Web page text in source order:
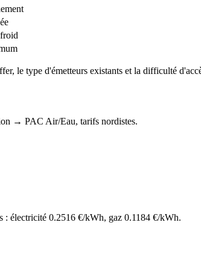
le type d'émetteurs existants et la difficulté
→ PAC Air/Eau, tarifs nordistes.
: électricité 0.2516 €/kWh, gaz 0.1184 €/kWh.